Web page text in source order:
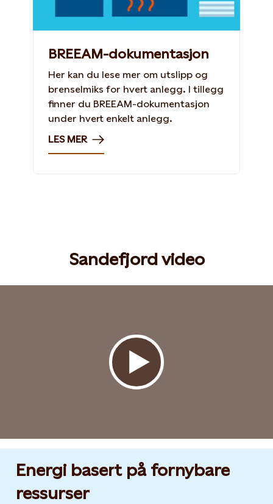
BREEAM-dokumentasjon
Her kan du lese mer om utslipp og
brenselmiks for hvert anlegg. I tillegg
finner du BREEAM-dokumentasjon
under hvert enkelt anlegg.
LES MER
Sandefjord video
Energi basert på fornybare
ressurser